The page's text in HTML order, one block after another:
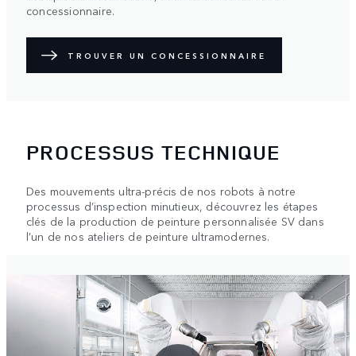
concessionnaire.
TROUVER UN CONCESSIONNAIRE
PROCESSUS TECHNIQUE
Des mouvements ultra-précis de nos robots à notre
processus d’inspection minutieux, découvrez les étapes
clés de la production de peinture personnalisée SV dans
l’un de nos ateliers de peinture ultramodernes.